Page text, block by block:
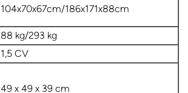
104x70x67cm/186x171x88cm
88 kg/293 kg
1,5 CV
49 x 49 x 39 cm